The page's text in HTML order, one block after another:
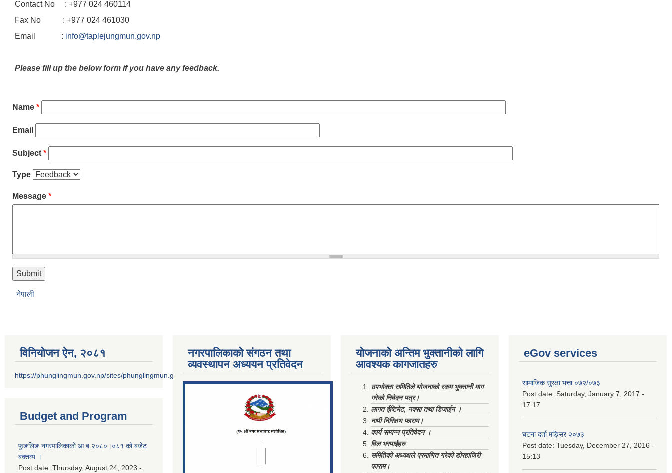
Contact No : +977 024 460114
Fax No : +977 024 461030
Email : info@taplejungmun.gov.np
Please fill up the below form if you have any feedback.
Name *
Email
Subject *
Type
Message *
नेपाली
विनियोजन ऐन‚ २०८१
https://phunglingmun.gov.np/sites/phunglingmun.gov.np/files/documents/Al...
Budget and Program
फुङलिङ नगरपालिकाको आ.ब.२०८०।०८१ को बजेट
बक्तव्य ।
Post date: Thursday, August 24, 2023 -
नगरपालिकाको संगठन तथा
व्यवस्थापन अध्ययन प्रतिवेदन
योजनाको अन्तिम भुक्तानीको लागि
आवश्यक कागजातहरु
उपभोक्ता समितिले योजनाको रकम भुक्तानी माग
गरेको निवेदन पत्र।
लागत ईष्टिमेट, नक्सा तथा डिजाईन ।
नापी निरिक्षण फाराम।
कार्य सम्पन्न प्रतिवेदन ।
विल भरपाईहरु
समितिको अध्यक्षले प्रमाणित गरेको डोरहाजिरी
फाराम।
eGov services
सामाजिक सुरक्षा भत्ता ०७२/०७३
Post date: Saturday, January 7, 2017 -
17:17
घटना दर्ता मङ्सिर २०७३
Post date: Tuesday, December 27, 2016 -
15:13